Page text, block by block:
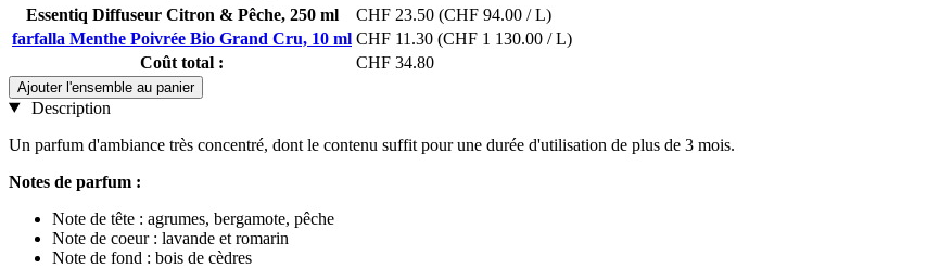
Essentiq Diffuseur Citron & Pêche, 250 ml CHF 23.50 (CHF 94.00 / L)
farfalla Menthe Poivrée Bio Grand Cru, 10 ml CHF 11.30 (CHF 1 130.00 / L)
Coût total :
CHF 34.80
Ajouter l'ensemble au panier
Description
Un parfum d'ambiance très concentré, dont le contenu suffit pour une durée d'utilisation de plus de 3 mois.
Notes de parfum :
Note de tête : agrumes, bergamote, pêche
Note de coeur : lavande et romarin
Note de fond : bois de cèdres